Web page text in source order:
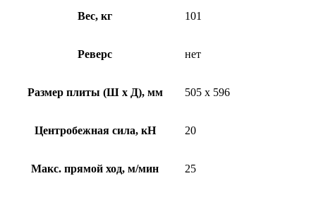
Вес, кг 101
Реверс нет
Размер плиты (Ш х Д), мм 505 x 596
Центробежная сила, кН 20
Макс. прямой ход, м/мин 25